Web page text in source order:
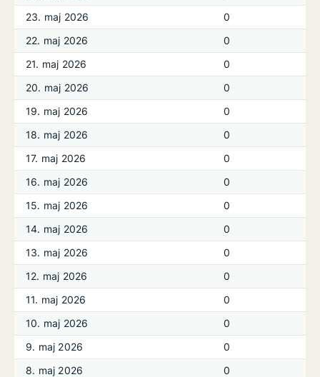
23. maj 2026
0
22. maj 2026
0
21. maj 2026
0
20. maj 2026
0
19. maj 2026
0
18. maj 2026
0
17. maj 2026
0
16. maj 2026
0
15. maj 2026
0
14. maj 2026
0
13. maj 2026
0
12. maj 2026
0
11. maj 2026
0
10. maj 2026
0
9. maj 2026
0
8. maj 2026
0